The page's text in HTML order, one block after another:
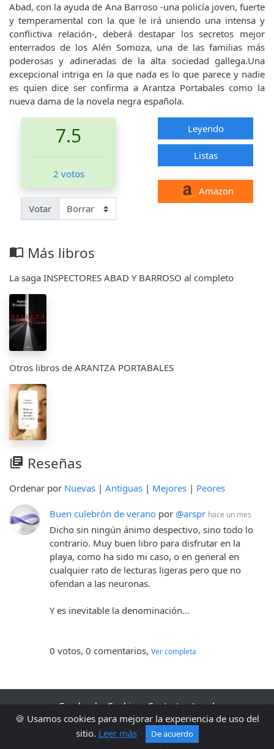
Abad, con la ayuda de Ana Barroso -una policía joven, fuerte
y temperamental con la que le irá uniendo una intensa y
conflictiva relación-, deberá destapar los secretos mejor
enterrados de los Alén Somoza, una de las familias más
poderosas y adineradas de la alta sociedad gallega.Una
excepcional intriga en la que nada es lo que parece y nadie
es quien dice ser confirma a Arantza Portabales como la
nueva dama de la novela negra española.
7.5
2 votos
Votar
Leyendo
Listas
Amazon
import_contacts Más libros
La saga INSPECTORES ABAD Y BARROSO al completo
Otros libros de ARANTZA PORTABALES
library_books Reseñas
Ordenar por Nuevas | Antiguas | Mejores | Peores
Buen culebrón de verano por @arspr hace un mes
Dicho sin ningún ánimo despectivo, sino todo lo
contrario. Muy buen libro para disfrutar en la
playa, como ha sido mi caso, o en general en
cualquier rato de lecturas ligeras pero que no
ofendan a las neuronas.
Y es inevitable la denominación...
0 votos, 0 comentarios, Ver completa
🍪 Usamos cookies para mejorar la experiencia de uso del
sitio. Leer más De acuerdo
Facebook Cookies Contacto
Legal
2010 - 2026 Sopa de libros s2 0.0493